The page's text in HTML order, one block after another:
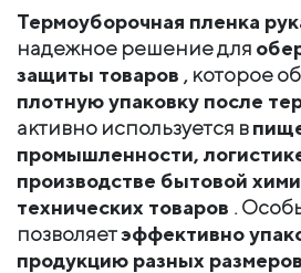
Термоуборочная пленка
надежное решение для
защиты товаров , которое
плотную упаковку после
активно используется в
промышленности,
производстве бытовой
технических товаров .
позволяетэффективно
продукцию разных